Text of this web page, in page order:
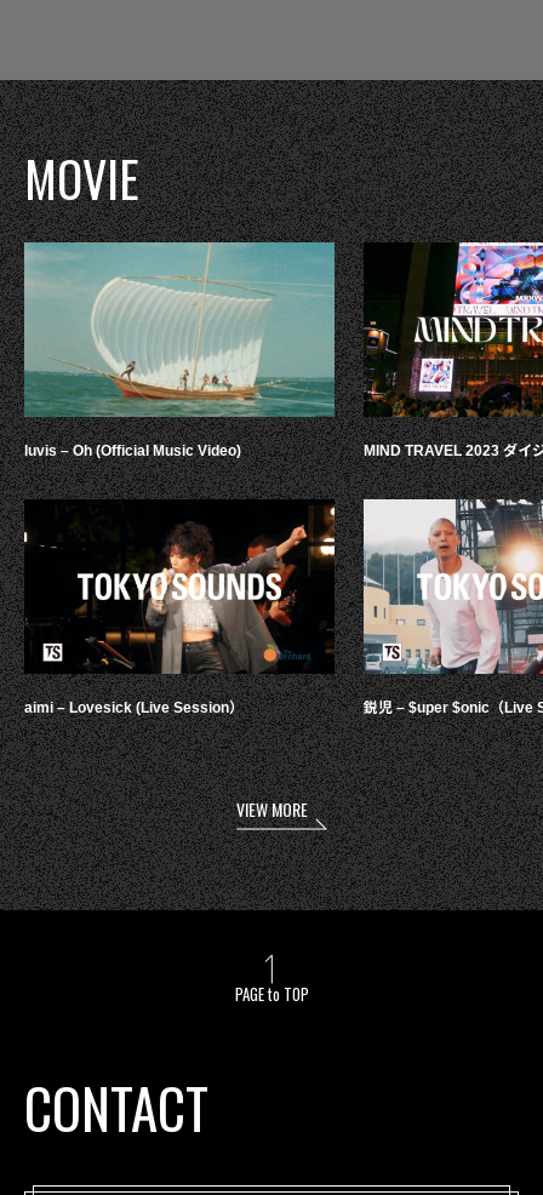
MOVIE
luvis – Oh (Official Music Video)
aimi – Lovesick (Live Session）
MIND TRAVEL 2023 ダイ
鋭児 – $uper $onic（Live
VIEW MORE
PAGE to TOP
CONTACT